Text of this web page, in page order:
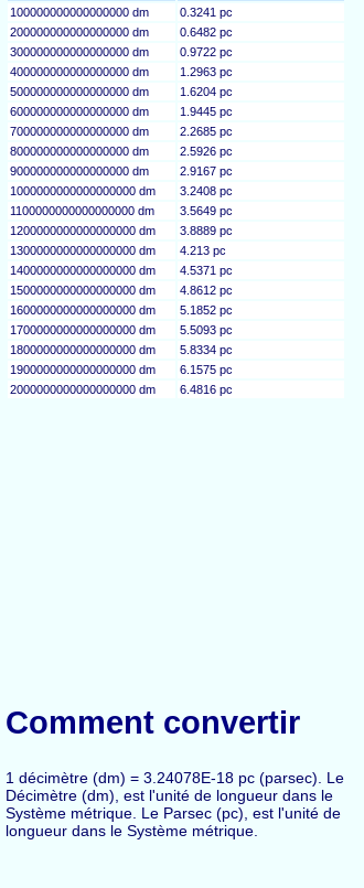
100000000000000000 dm
0.3241 pc
200000000000000000 dm
0.6482 pc
300000000000000000 dm
0.9722 pc
400000000000000000 dm
1.2963 pc
500000000000000000 dm
1.6204 pc
600000000000000000 dm
1.9445 pc
700000000000000000 dm
2.2685 pc
800000000000000000 dm
2.5926 pc
900000000000000000 dm
2.9167 pc
1000000000000000000 dm
3.2408 pc
1100000000000000000 dm
3.5649 pc
1200000000000000000 dm
3.8889 pc
1300000000000000000 dm
4.213 pc
1400000000000000000 dm
4.5371 pc
1500000000000000000 dm
4.8612 pc
1600000000000000000 dm
5.1852 pc
1700000000000000000 dm
5.5093 pc
1800000000000000000 dm
5.8334 pc
1900000000000000000 dm
6.1575 pc
2000000000000000000 dm
6.4816 pc
Comment convertir
1 décimètre (dm) = 3.24078E-18 pc (parsec). Le
Décimètre (dm), est l'unité de longueur dans le
Système métrique. Le Parsec (pc), est l'unité de
longueur dans le Système métrique.